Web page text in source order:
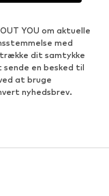
YOU om aktuelle
med
dit samtykke
en besked til
at bruge
nyhedsbrev.